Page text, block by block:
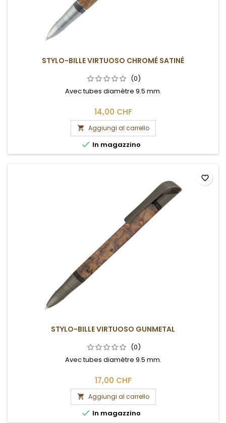
STYLO-BILLE VIRTUOSO CHROMÉ SATINÉ
(0)
Avec tubes diamètre 9.5 mm.
14,00 CHF
 Aggiungi al carrello
 In magazzino
STYLO-BILLE VIRTUOSO GUNMETAL
(0)
Avec tubes diamètre 9.5 mm.
17,00 CHF
 Aggiungi al carrello
 In magazzino
favorite_border